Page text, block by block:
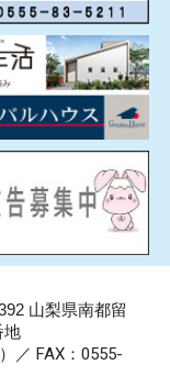
山梨県南都留
地
／ FAX：0555-